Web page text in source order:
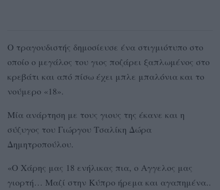
Ο τραγουδιστής δημοσίευσε ένα στιγμιότυπο στο
οποίο ο μεγάλος του γιος ποζάρει ξαπλωμένος στο
κρεβάτι και από πίσω έχει μπλε μπαλόνια και το
νούμερο «18».
Μία ανάρτηση με τους γιους της έκανε και η
σύζυγος του Γιώργου Τσαλίκη Δώρα
Δημητροπούλου.
«Ο Χάρης μας 18 ενήλικας πια, ο Αγγελος μας
γιορτή… Μαζί στην Κύπρο ήρεμα και αγαπημένα..